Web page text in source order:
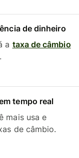
de dinheiro
a taxa de câmbio
tempo real
mais usa e
de câmbio.